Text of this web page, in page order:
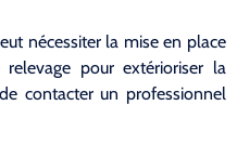
nécessiter la mise en place
pour extérioriser la
contacter un professionnel